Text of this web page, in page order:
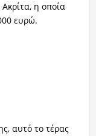
η οποία
ευρώ.
αυτό το τέρας